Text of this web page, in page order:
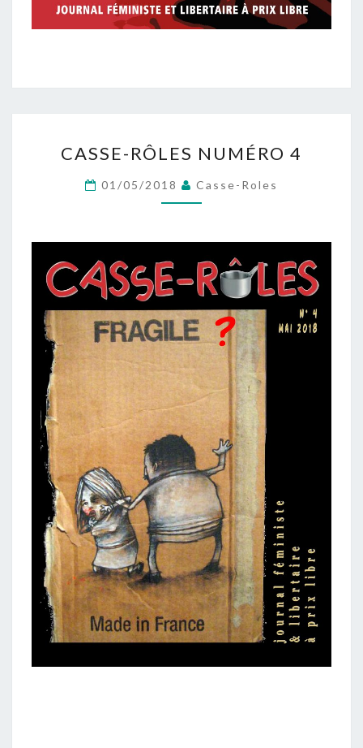
RÔLES
NUMÉRO
4
CASSE-RÔLES NUMÉRO 4
01/05/2018 Casse-Roles